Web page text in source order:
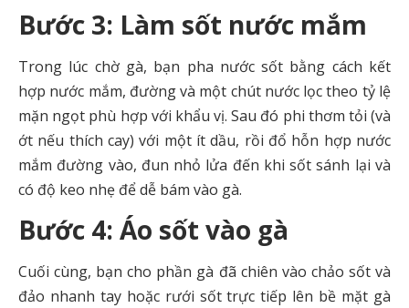
Bước 3: Làm sốt nước mắm
Trong lúc chờ gà, bạn pha nước sốt bằng cách kết
hợp nước mắm, đường và một chút nước lọc theo tỷ lệ
mặn ngọt phù hợp với khẩu vị. Sau đó phi thơm tỏi (và
ớt nếu thích cay) với một ít dầu, rồi đổ hỗn hợp nước
mắm đường vào, đun nhỏ lửa đến khi sốt sánh lại và
có độ keo nhẹ để dễ bám vào gà.
Bước 4: Áo sốt vào gà
Cuối cùng, bạn cho phần gà đã chiên vào chảo sốt và
đảo nhanh tay hoặc rưới sốt trực tiếp lên bề mặt gà